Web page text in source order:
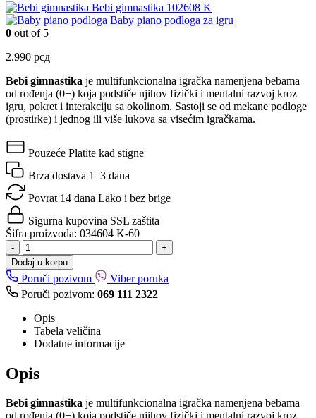
Bebi gimnastika 102608 K
Baby piano podloga za igru
0 out of 5
2.990 рсд
Bebi gimnastika je multifunkcionalna igračka namenjena bebama
od rođenja (0+) koja podstiče njihov fizički i mentalni razvoj kroz
igru, pokret i interakciju sa okolinom. Sastoji se od mekane podloge
(prostirke) i jednog ili više lukova sa visećim igračkama.
Pouzeće Platite kad stigne
Brza dostava 1–3 dana
Povrat 14 dana Lako i bez brige
Sigurna kupovina SSL zaštita
Šifra proizvoda: 034604 K-60
-
+
Dodaj u korpu
Poruči pozivom
Viber poruka
Poruči pozivom: 069 111 2322
Opis
Tabela veličina
Dodatne informacije
Opis
Bebi gimnastika je multifunkcionalna igračka namenjena bebama